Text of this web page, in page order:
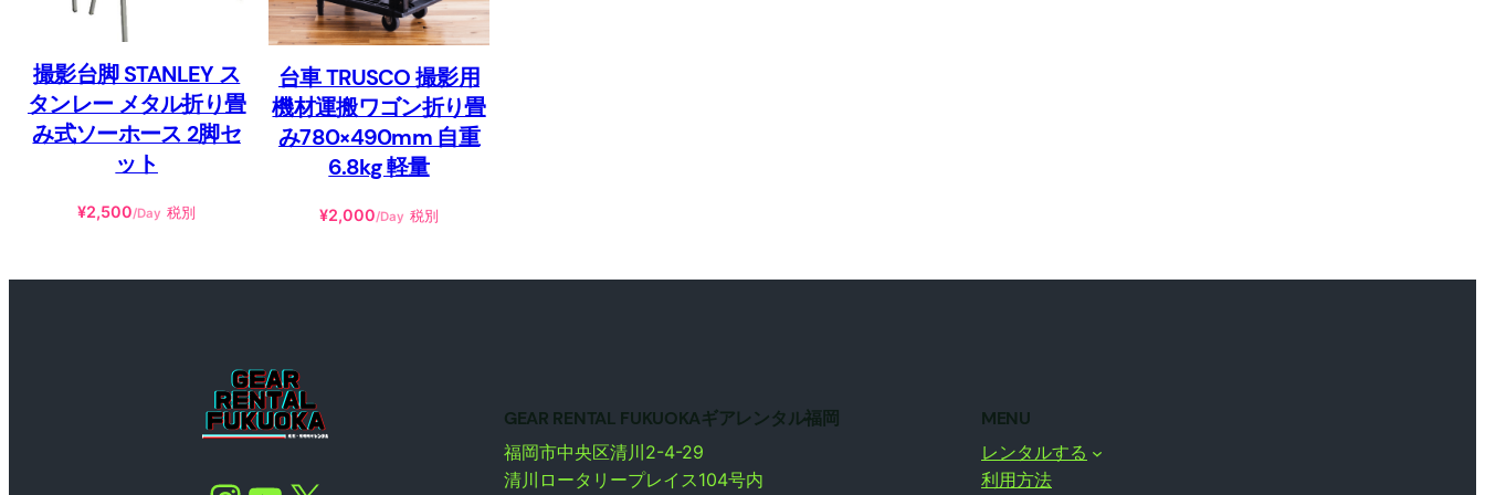
撮影台脚 STANLEY ス
タンレー メタル折り畳
み式ソーホース 2脚セ
ット
¥2,500/Day 税別
台車 TRUSCO 撮影用
機材運搬ワゴン折り畳
み780×490mm 自重
6.8kg 軽量
¥2,000/Day 税別
GEAR RENTAL FUKUOKAギアレンタル福岡
福岡市中央区清川2-4-29
清川ロータリープレイス104号内
MENU
レンタルする
利用方法